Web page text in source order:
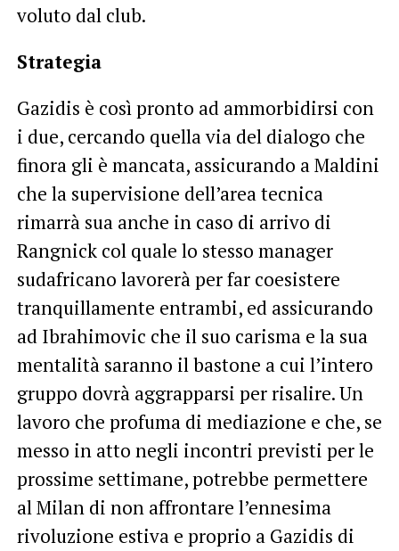
voluto dal club.
Strategia
Gazidis è così pronto ad ammorbidirsi con
i due, cercando quella via del dialogo che
finora gli è mancata, assicurando a Maldini
che la supervisione dell’area tecnica
rimarrà sua anche in caso di arrivo di
Rangnick col quale lo stesso manager
sudafricano lavorerà per far coesistere
tranquillamente entrambi, ed assicurando
ad Ibrahimovic che il suo carisma e la sua
mentalità saranno il bastone a cui l’intero
gruppo dovrà aggrapparsi per risalire. Un
lavoro che profuma di mediazione e che, se
messo in atto negli incontri previsti per le
prossime settimane, potrebbe permettere
al Milan di non affrontare l’ennesima
rivoluzione estiva e proprio a Gazidis di